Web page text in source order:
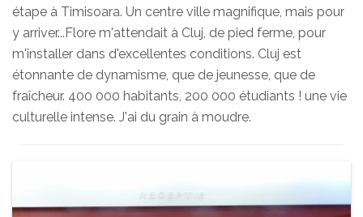
étape à Timisoara. Un centre ville magnifique, mais pour
y arriver...Flore m'attendait à Cluj, de pied ferme, pour
m'installer dans d'excellentes conditions. Cluj est
étonnante de dynamisme, que de jeunesse, que de
fraîcheur. 400 000 habitants, 200 000 étudiants ! une vie
culturelle intense. J'ai du grain à moudre.